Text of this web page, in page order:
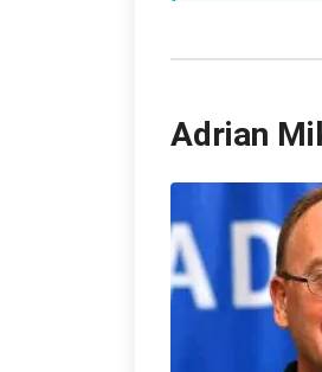
Adrian